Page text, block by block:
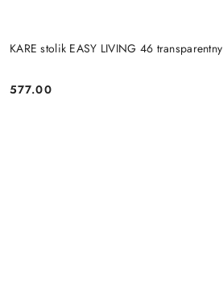
KARE stolik EASY LIVING 46 transparentny
Cena:
577.00